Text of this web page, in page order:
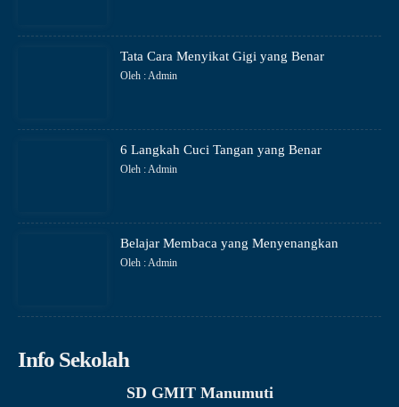
Tata Cara Menyikat Gigi yang Benar
Oleh : Admin
6 Langkah Cuci Tangan yang Benar
Oleh : Admin
Belajar Membaca yang Menyenangkan
Oleh : Admin
Info Sekolah
SD GMIT Manumuti